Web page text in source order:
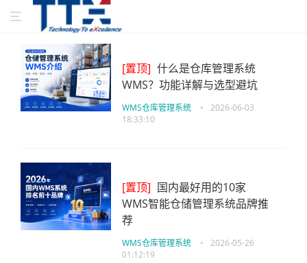
[置顶] 什么是仓库管理系统
WMS？功能详解与选型避坑
WMS仓库管理系统 •
2026-06-03
18:33:10
[置顶] 国内最好用的10家
WMS智能仓储管理系统品牌推
荐
WMS仓库管理系统 •
2026-05-26
01:12:19